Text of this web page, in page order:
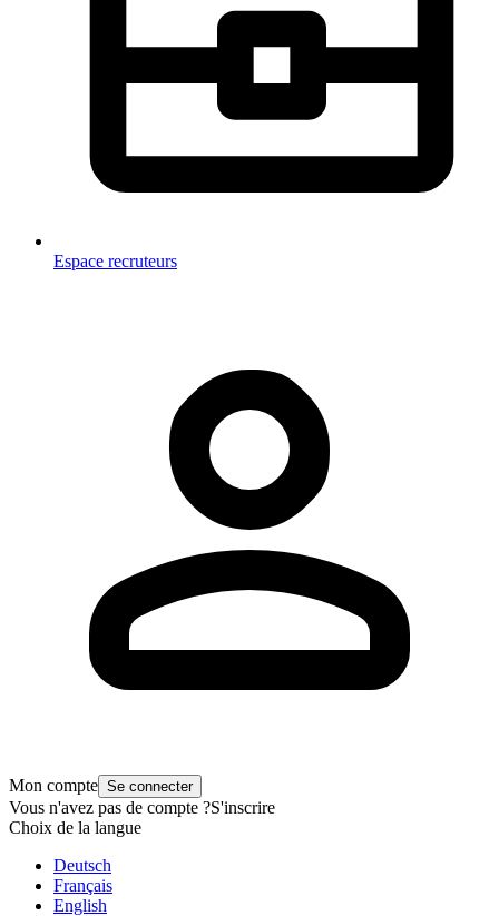
Espace recruteurs
Mon compte Se connecter
Vous n'avez pas de compte ?S'inscrire
Choix de la langue
Deutsch
Français
English